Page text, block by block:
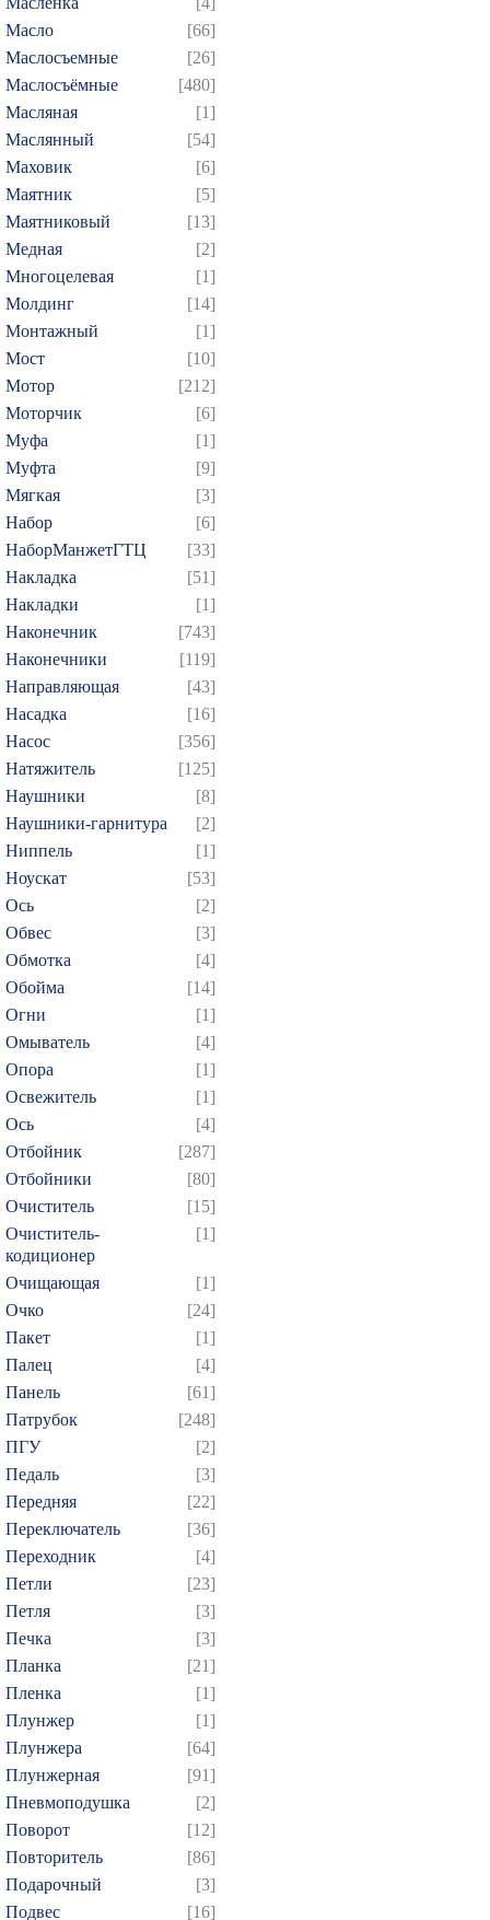
Масло
[66]
Маслосъемные
[26]
Маслосъёмные
[480]
Масляная
[1]
Маслянный
[54]
Маховик
[6]
Маятник
[5]
Маятниковый
[13]
Медная
[2]
Многоцелевая
[1]
Молдинг
[14]
Монтажный
[1]
Мост
[10]
Мотор
[212]
Моторчик
[6]
Муфа
[1]
Муфта
[9]
Мягкая
[3]
Набор
[6]
НаборМанжетГТЦ
[33]
Накладка
[51]
Накладки
[1]
Наконечник
[743]
Наконечники
[119]
Направляющая
[43]
Насадка
[16]
Насос
[356]
Натяжитель
[125]
Наушники
[8]
Наушники-гарнитура
[2]
Ниппель
[1]
Ноускат
[53]
Оcь
[2]
Обвес
[3]
Обмотка
[4]
Обойма
[14]
Огни
[1]
Омыватель
[4]
Опора
[1]
Освежитель
[1]
Ось
[4]
Отбойник
[287]
Отбойники
[80]
Очиститель
[15]
Очиститель-
кодиционер
[1]
Очищающая
[1]
Очко
[24]
Пакет
[1]
Палец
[4]
Панель
[61]
Патрубок
[248]
ПГУ
[2]
Педаль
[3]
Передняя
[22]
Переключатель
[36]
Переходник
[4]
Петли
[23]
Петля
[3]
Печка
[3]
Планка
[21]
Пленка
[1]
Плунжер
[1]
Плунжера
[64]
Плунжерная
[91]
Пневмоподушка
[2]
Поворот
[12]
Повторитель
[86]
Подарочный
[3]
Подвес
[16]